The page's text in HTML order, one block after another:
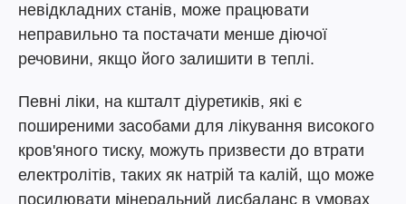
невідкладних станів, може працювати
неправильно та постачати менше діючої
речовини, якщо його залишити в теплі.
Певні ліки, на кшталт діуретиків, які є
поширеними засобами для лікування високого
кров'яного тиску, можуть призвести до втрати
електролітів, таких як натрій та калій, що може
посилювати мінеральний дисбаланс в умовах